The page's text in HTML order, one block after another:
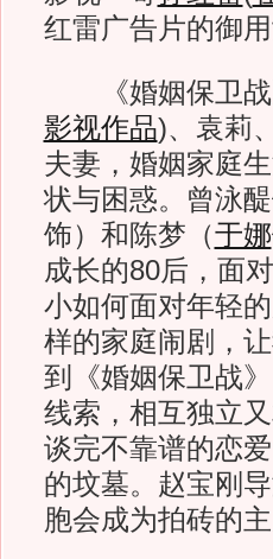
红雷广告片的御用
《婚姻保卫战
影视作品)、袁莉、
夫妻，婚姻家庭
状与困惑。曾泳
饰）和陈梦（于娜
成长的80后，面
小如何面对年轻
样的家庭闹剧，
到《婚姻保卫战
线索，相互独立
谈完不靠谱的恋
的坟墓。赵宝刚
胞会成为拍砖的主